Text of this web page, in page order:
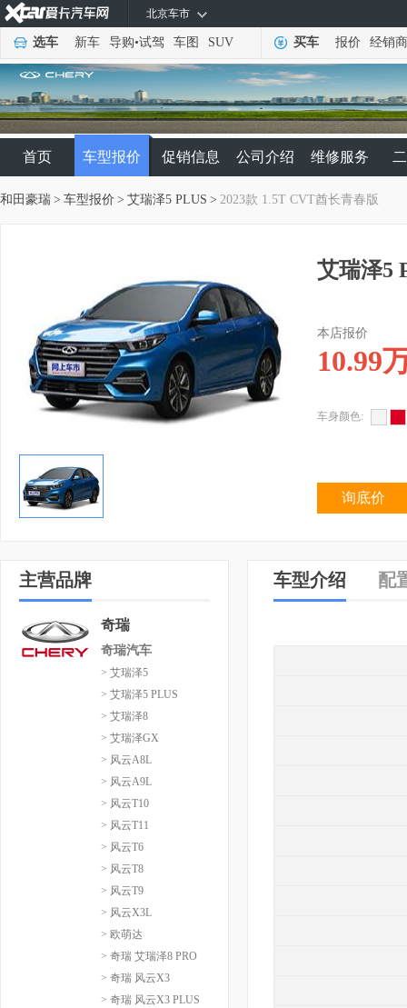
北京车市
选车 新车 导购•试驾 车图 SUV 买车 报价 经销商
首页 车型报价 促销信息 公司介绍 维修服务
和田豪瑞 > 车型报价 > 艾瑞泽5 PLUS > 2023款 1.5T CVT酋长青春版
艾瑞泽5
本店报价
10.99
车身颜色:
询底价
主营品牌
奇瑞
奇瑞汽车
> 艾瑞泽5
> 艾瑞泽5 PLUS
> 艾瑞泽8
> 艾瑞泽GX
> 风云A8L
> 风云A9L
> 风云T10
> 风云T11
> 风云T6
> 风云T8
> 风云T9
> 风云X3L
> 欧萌达
> 奇瑞 艾瑞泽8 PRO
> 奇瑞 风云X3
> 奇瑞 风云X3 PLUS
车型介绍 配